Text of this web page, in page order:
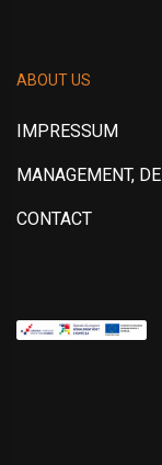
ABOUT US
IMPRESSUM
MANAGEMENT,
CONTACT